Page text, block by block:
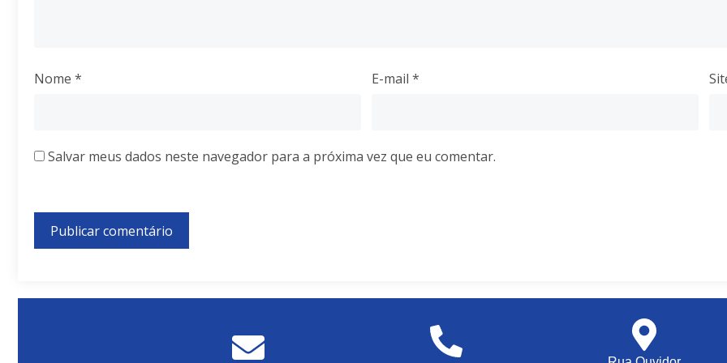
Nome * E-mail *
Salvar meus dados neste navegador para a próxima vez que eu comentar.